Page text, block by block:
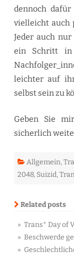
dennoch
vielleicht auch
Jeder auch
ein Schritt in
leichter auf
selbst sein zu
Geben Sie
sicherlich
Allgemein,
2048, Suizid,
Related posts
» Trans* Day of
» Beschwerde
»